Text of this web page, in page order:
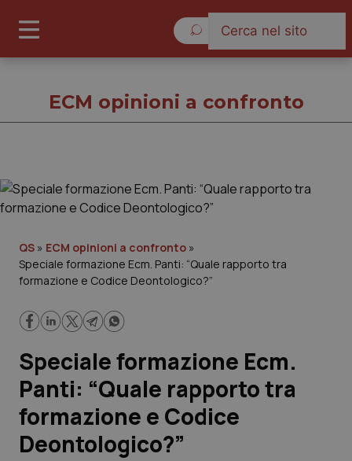
Governo e Parlamento
Regioni e Asl
Lavoro e Professioni
Scienza e Farmaci
Studi e Analisi
ECM opinioni a confronto
QS » ECM opinioni a confronto »
Speciale formazione Ecm. Panti: “Quale rapporto tra
formazione e Codice Deontologico?”
Speciale formazione Ecm.
Panti: “Quale rapporto tra
formazione e Codice
Deontologico?”